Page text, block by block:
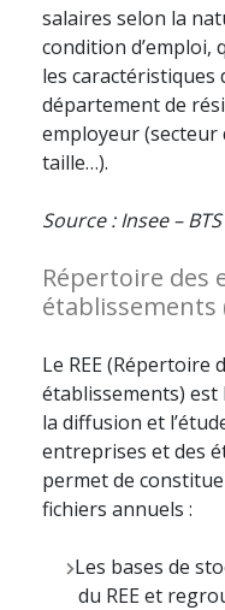
salaires selon la
condition
les caractéristiques
département de
employeur (secteur
taille…).
Source : Insee –
Répertoire des
établissements
Le REE (Répertoire
établissements)
la diffusion et
entreprises et des
permet de
fichiers annuels :
Les bases de
du REE et